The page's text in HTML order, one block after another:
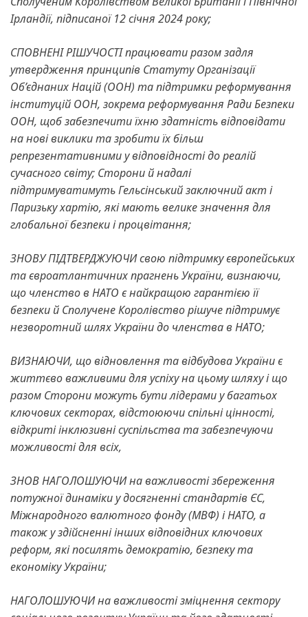
Ірландії, підписаної 12 січня 2024 року;
СПОВНЕНІ РІШУЧОСТІ працювати разом задля
утвердження принципів Статуту Організації
Об’єднаних Націй (ООН) та підтримки реформування
інституцій ООН, зокрема реформування Ради Безпеки
ООН, щоб забезпечити їхню здатність відповідати
на нові виклики та зробити їх більш
репрезентативними у відповідності до реалій
сучасного світу; Сторони й надалі
підтримуватимуть Гельсінський заключний акт і
Паризьку хартію, які мають велике значення для
глобальної безпеки і процвітання;
ЗНОВУ ПІДТВЕРДЖУЮЧИ свою підтримку європейських
та євроатлантичних прагнень України, визнаючи,
що членство в НАТО є найкращою гарантією її
безпеки й Сполучене Королівство рішуче підтримує
незворотний шлях України до членства в НАТО;
ВИЗНАЮЧИ, що відновлення та відбудова України є
життєво важливими для успіху на цьому шляху і що
разом Сторони можуть бути лідерами у багатьох
ключових секторах, відстоюючи спільні цінності,
відкриті інклюзивні суспільства та забезпечуючи
можливості для всіх,
ЗНОВ НАГОЛОШУЮЧИ на важливості збереження
потужної динаміки у досягненні стандартів ЄС,
Міжнародного валютного фонду (МВФ) і НАТО, а
також у здійсненні інших відповідних ключових
реформ, які посилять демократію, безпеку та
економіку України;
НАГОЛОШУЮЧИ на важливості зміцнення сектору